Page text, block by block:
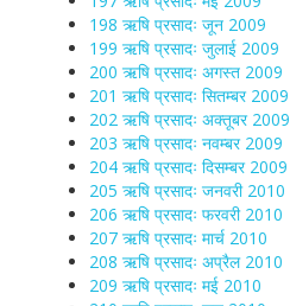
198 ऋषि प्रसादः जून 2009
199 ऋषि प्रसादः जुलाई 2009
200 ऋषि प्रसादः अगस्त 2009
201 ऋषि प्रसादः सितम्बर 2009
202 ऋषि प्रसादः अक्तूबर 2009
203 ऋषि प्रसादः नवम्बर 2009
204 ऋषि प्रसादः दिसम्बर 2009
205 ऋषि प्रसादः जनवरी 2010
206 ऋषि प्रसादः फरवरी 2010
207 ऋषि प्रसादः मार्च 2010
208 ऋषि प्रसादः अप्रैल 2010
209 ऋषि प्रसादः मई 2010